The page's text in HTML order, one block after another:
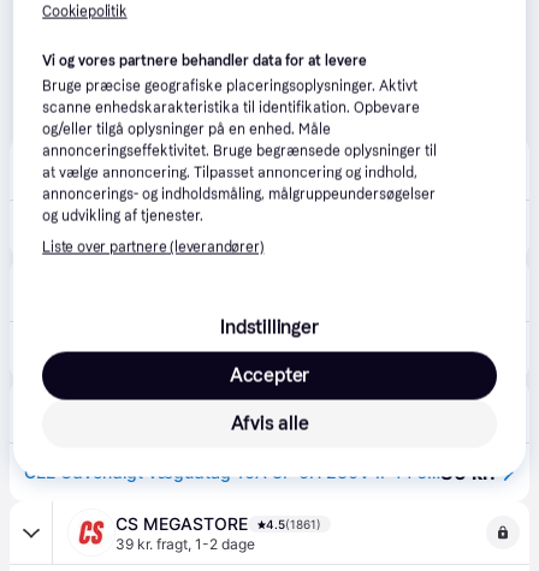
BilligVVS 4.6(55)
Laveste pris ·39 kr. fragt,1-2 dage
CEE Udvendigt vægudtag 16A 3P 6H 230V IP44 skrueløs86 kr.
VVS-Eksperten.dk 4.5(43)
39 kr. fragt ,1-2 dage
CEE Udvendigt vægudtag 16A 3P 6H 230V IP44 skrueløs86 kr.
CS MEGASTORE 4.5(1861)
39 kr. fragt, 1-2 dage
Cookiepolitik
Vi og vores partnere behandler data for at levere
Bruge præcise geografiske placeringsoplysninger. Aktivt
scanne enhedskarakteristika til identifikation. Opbevare
og/eller tilgå oplysninger på en enhed. Måle
annonceringseffektivitet. Bruge begrænsede oplysninger til
at vælge annoncering. Tilpasset annoncering og indhold,
annoncerings- og indholdsmåling, målgruppeundersøgelser
og udvikling af tjenester.
Liste over partnere (leverandører)
Indstillinger
Afvis alle
Accepter